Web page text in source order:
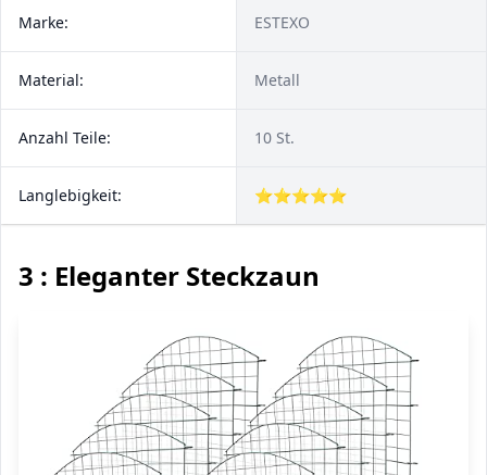
Marke: ESTEXO
Material: Metall
Anzahl Teile: 10 St.
Langlebigkeit: ⭐⭐⭐⭐⭐
3 : Eleganter Steckzaun